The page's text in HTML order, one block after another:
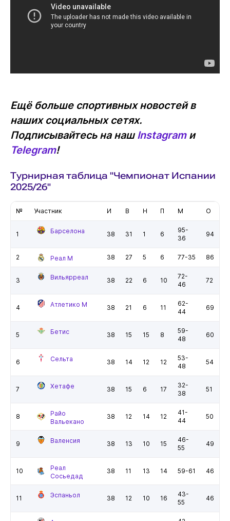
Ещё больше спортивных новостей в
наших социальных сетях.
Подписывайтесь на нашInstagramи
Telegram!
Турнирная таблица "Чемпионат Испании
2025/26"
№ Участник И В Н П М О
1 Барселона 38 31 1 6
95-
36
94
2 Реал М 38 27 5 6 77-35 86
3 Вильярреал 38 22 6 10
72-
46
72
4 Атлетико М 38 21 6 11
62-
44
69
5 Бетис 38 15 15 8
59-
48
60
6 Сельта 38 14 12 12
53-
48
54
7 Хетафе 38 15 6 17
32-
38
51
8
Райо
Вальекано
38 12 14 12
41-
44
50
9 Валенсия 38 13 10 15
46-
55
49
10
Реал
Сосьедад
38 11 13 14 59-61 46
11 Эспаньол 38 12 10 16
43-
55
46